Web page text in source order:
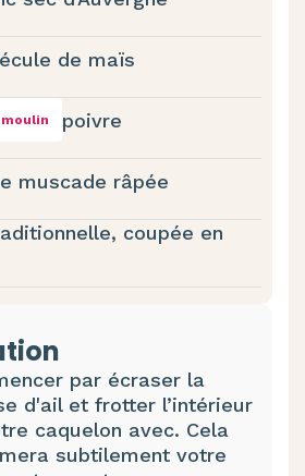
de maïs
poivre
muscade râpée
coupée en
par écraser la
d'ail et frotter l’intérieur
caquelon avec. Cela
subtilement votre